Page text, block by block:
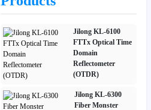
Jilong KL-6100
FTTx Optical Time
Domain
Reflectometer
(OTDR)
Jilong KL-6300
Fiber Monster